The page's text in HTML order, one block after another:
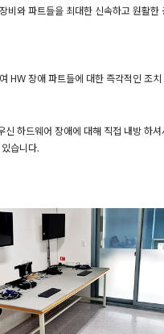
비와 파트들을 최대한 신속하고 원활한
HW 장애 파트들에 대한 즉각적인 조
신 하드웨어 장애에 대해 직접 내방 하
습니다.